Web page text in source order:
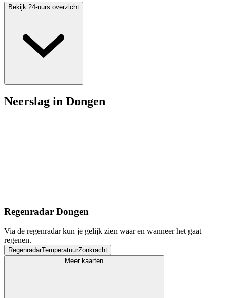
Bekijk 24-uurs overzicht
Neerslag in Dongen
Regenradar Dongen
Via de regenradar kun je gelijk zien waar en wanneer het gaat
regenen.
RegenradarTemperatuurZonkracht
Meer kaarten